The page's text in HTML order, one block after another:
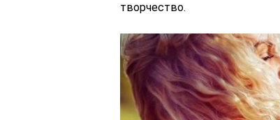
творчество.